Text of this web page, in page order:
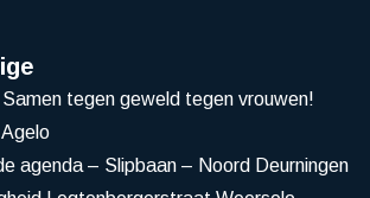
tegen geweld tegen vrouwen!
agenda – Slipbaan – Noord Deurningen